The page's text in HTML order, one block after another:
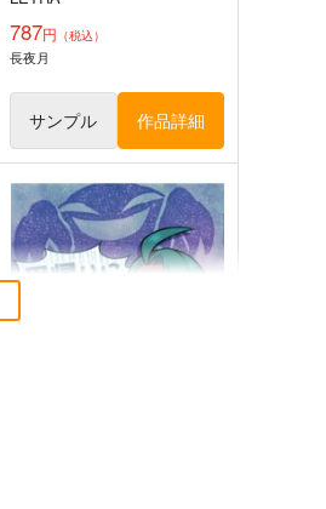
異変のいろは
Seraphim Castle
787円 （税込）
長夜月
サンプル 作品詳細